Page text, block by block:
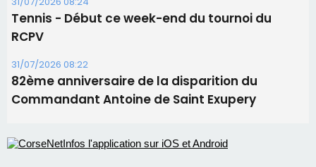
Les plus lus
Satine Nomary est la nouvelle Miss Corse 2026
d'un spectacle qui ne reviendra pas avant 2081
En Corse, un début de saison marqué par une
consommation en recul dans les restaurants
face à une nouvelle escroquerie au faux vendeur de